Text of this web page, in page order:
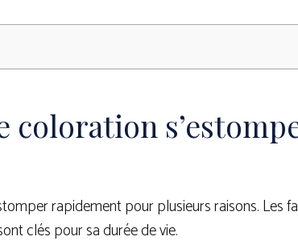
coloration
rapidement pour plusieurs raisons. Les
clés pour sa durée de vie.